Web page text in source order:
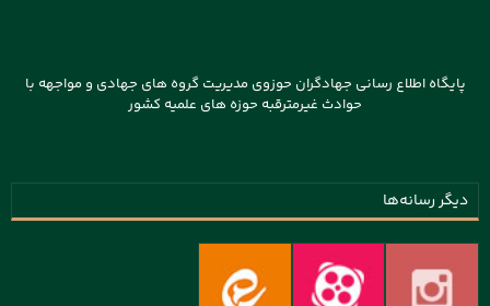
پایگاه اطلاع رسانی جهادگران حوزوی مدیریت گروه های جهادی و مواجهه با
حوادث غیرمترقبه حوزه های علمیه کشور
دیگر رسانه‌ها